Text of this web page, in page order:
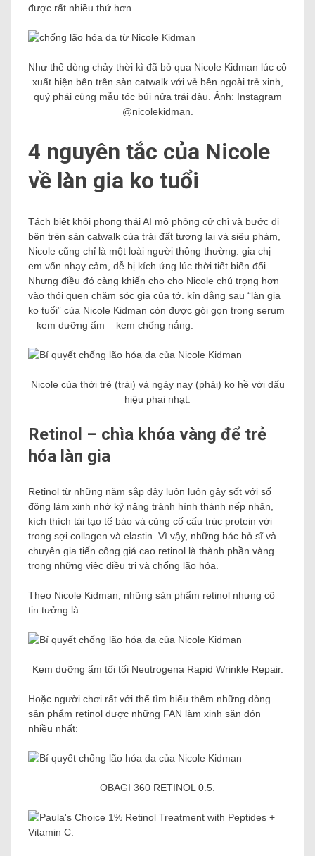
được rất nhiều thứ hơn.
Như thể dòng chảy thời kì đã bỏ qua Nicole Kidman lúc cô
xuất hiện bên trên sàn catwalk với vẻ bên ngoài trẻ xinh,
quý phái cùng mẫu tóc búi nửa trái dâu. Ảnh: Instagram
@nicolekidman.
4 nguyên tắc của Nicole
về làn gia ko tuổi
Tách biệt khỏi phong thái AI mô phỏng cử chỉ và bước đi
bên trên sàn catwalk của trái đất tương lai và siêu phàm,
Nicole cũng chỉ là một loài người thông thường. gia chị
em vốn nhạy cảm, dễ bị kích ứng lúc thời tiết biến đổi.
Nhưng điều đó càng khiến cho cho Nicole chú trọng hơn
vào thói quen chăm sóc gia của tớ. kín đằng sau “làn gia
ko tuổi” của Nicole Kidman còn được gói gọn trong serum
– kem dưỡng ẩm – kem chống nắng.
Nicole của thời trẻ (trái) và ngày nay (phải) ko hề với dấu
hiệu phai nhạt.
Retinol – chìa khóa vàng để trẻ
hóa làn gia
Retinol từ những năm sắp đây luôn luôn gây sốt với số
đông làm xinh nhờ kỹ năng tránh hình thành nếp nhăn,
kích thích tái tạo tế bào và củng cố cấu trúc protein với
trong sợi collagen và elastin. Vì vậy, những bác bỏ sĩ và
chuyên gia tiến công giá cao retinol là thành phần vàng
trong những việc điều trị và chống lão hóa.
Theo Nicole Kidman, những sản phẩm retinol nhưng cô
tin tưởng là:
Kem dưỡng ẩm tối tối Neutrogena Rapid Wrinkle Repair.
Hoặc người chơi rất với thể tìm hiểu thêm những dòng
sản phẩm retinol được những FAN làm xinh săn đón
nhiều nhất:
OBAGI 360 RETINOL 0.5.